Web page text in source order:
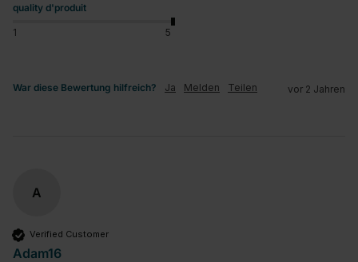
quality d'produit
1 5
War diese Bewertung hilfreich? Ja Melden Teilen vor 2 Jahren
A
Verified Customer
Adam16